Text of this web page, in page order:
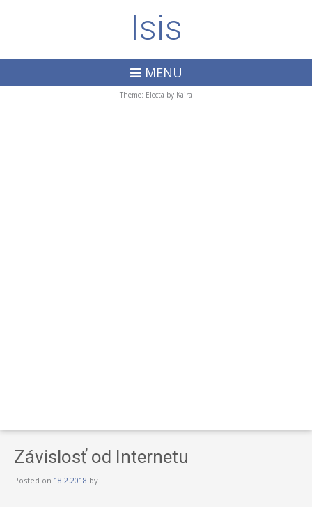
Isis
MENU
Theme: Electa by Kaira
Závislosť od Internetu
Posted on 18.2.2018 by